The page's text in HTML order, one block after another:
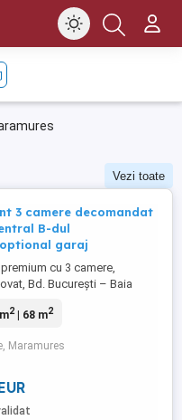
Vezi toate
3 camere decomandat
B-dul
garaj
cu 3 camere,
Bd. București – Baia
3 camere decomandate,
București din Baia
utilă de aproximativ
a fost renovată integral ...
2| 68 m2
Maramures